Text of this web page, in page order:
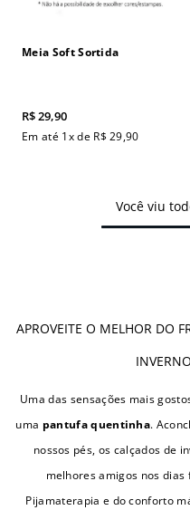
Meia Soft Sortida
R$29,90
Em até 1x de R$ 29,90
Você viu
APROVEITE O MELHOR DO
Uma das sensações mais
uma pantufa quentinha.
nossos pés, os calçados de
melhores amigos nos dias
Pijamaterapia e do conforto